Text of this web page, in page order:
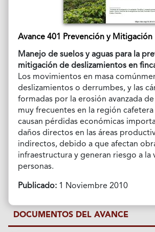
Avance 401 Prevención y Mitigación
Manejo de suelos y aguas para la
mitigación de deslizamientos en
Los movimientos en masa
deslizamientos o derrumbes, y las
formadas por la erosión avanzada
muy frecuentes en la región
causan pérdidas económicas
daños directos en las áreas
indirectos, debido a que afectan
infraestructura y generan riesgo a la
personas.
Publicado:1 Noviembre 2010
DOCUMENTOS DEL AVANCE